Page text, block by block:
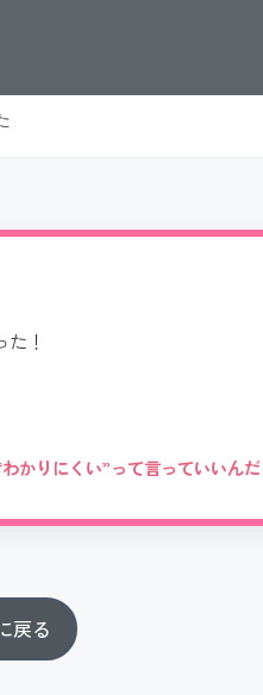
！
わかりにくい”って言っていいん
戻る